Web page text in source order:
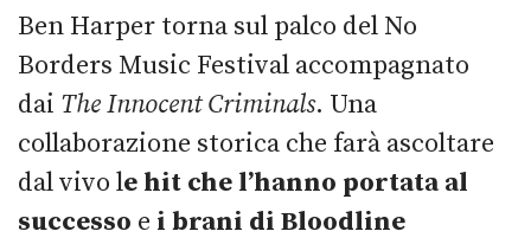
Ben Harper torna sul palco del No
Borders Music Festival accompagnato
dai The Innocent Criminals. Una
collaborazione storica che farà ascoltare
dal vivo le hit che l’hanno portata al
successo e i brani di Bloodline